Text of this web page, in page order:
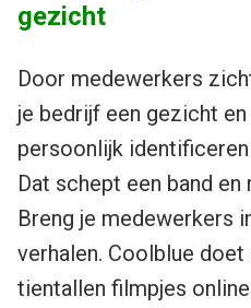
gezicht
Door medewerkers
je bedrijf een gezicht
persoonlijk
Dat schept een band
Breng je medewerkers
verhalen. Coolblue
tientallen filmpjes